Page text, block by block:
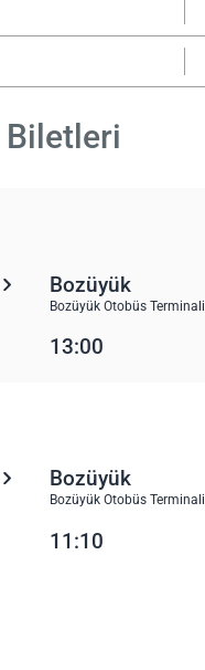
Biletleri
Bozüyük
Bozüyük Otobüs Terminali
13:00
Bozüyük
Bozüyük Otobüs Terminali
11:10